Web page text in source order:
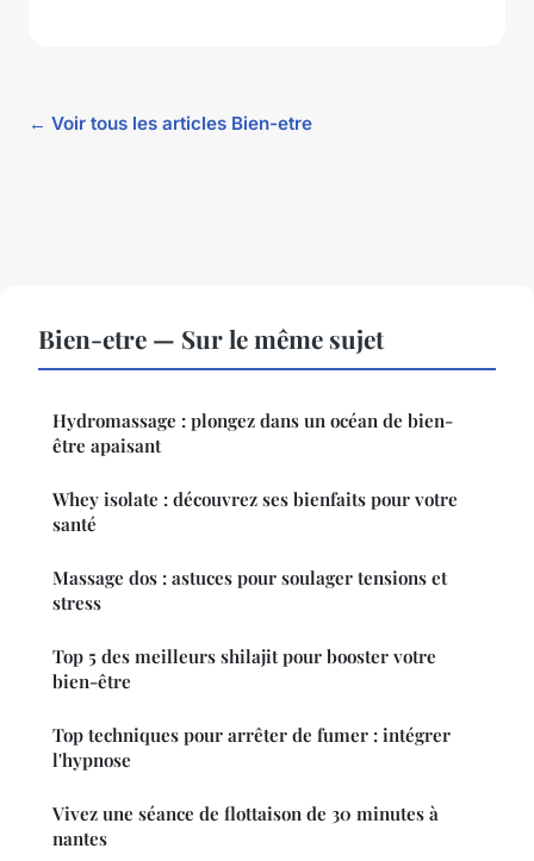
← Voir tous les articles Bien-etre
Bien-etre — Sur le même sujet
Hydromassage : plongez dans un océan de bien-
être apaisant
Whey isolate : découvrez ses bienfaits pour votre
santé
Massage dos : astuces pour soulager tensions et
stress
Top 5 des meilleurs shilajit pour booster votre
bien-être
Top techniques pour arrêter de fumer : intégrer
l'hypnose
Vivez une séance de flottaison de 30 minutes à
nantes